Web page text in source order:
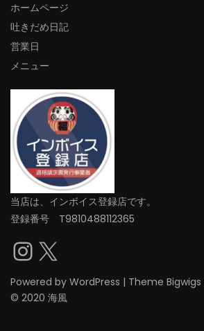
ホームページ
吐きだめ日記
営業日
メニュー
当店は、インボイス登録店です。
登録番号 T9810488112365
Instagram
X
Powered by WordPress | Theme Bigwigs
© 2020 海風